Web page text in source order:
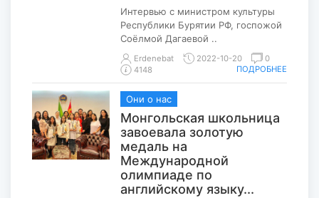
Интервью с министром культуры
Республики Бурятии РФ, госпожой
Соёлмой Дагаевой ..
Erdenebat 2022-10-20
0
4148
ПОДРОБНЕЕ
Они о нас
Монгольская школьница
завоевала золотую
медаль на
Международной
олимпиаде по
английскому языку...